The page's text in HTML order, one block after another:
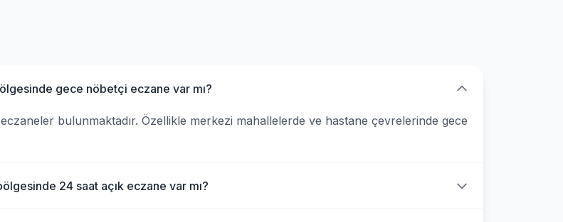
gece nöbetçi eczane var mı?
bulunmaktadır. Özellikle merkezi mahallelerde ve hastane çevrelerinde gece
24 saat açık eczane var mı?